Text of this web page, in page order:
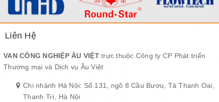
Liên Hệ
VAN CÔNG NGHIỆP ÂU VIỆTtrực thuộc Công ty CP Phát triển
Thương mại và Dịch vụ Âu Việt
Chi nhánh Hà Nội: Số 131, ngõ 8 Cầu Bươu, Tả Thanh Oai,
Thanh Trì, Hà Nội